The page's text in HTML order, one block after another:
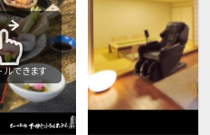
できます